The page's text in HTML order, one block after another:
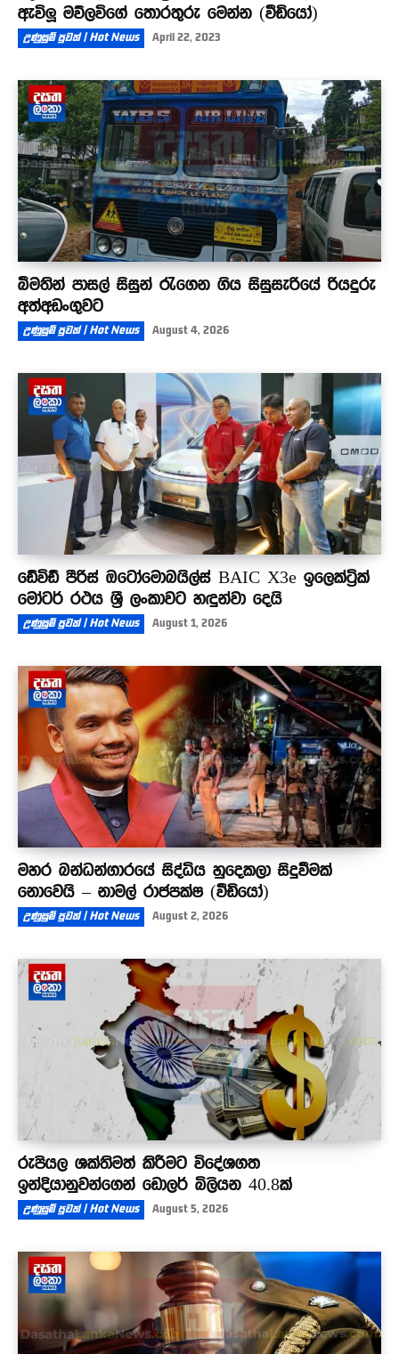
ඇවිලූ මව්ලවිගේ තොරතුරු මෙන්න (වීඩියෝ)
උණුසුම් පුවත් | Hot News April 22, 2023
බීමතින් පාසල් සිසුන් රැගෙන ගිය සිසුසැරියේ රියදුරු
අත්අඩංගුවට
උණුසුම් පුවත් | Hot News August 4, 2026
ඩේවිඩ් පීරිස් ඔටෝමොබයිල්ස් BAIC X3e ඉලෙක්ට්‍රික්
මෝටර් රථය ශ්‍රී ලංකාවට හඳුන්වා දෙයි
උණුසුම් පුවත් | Hot News August 1, 2026
මහර බන්ධන්ගාරයේ සිද්ධිය හුදෙකලා සිදුවීමක්
නොවෙයි – නාමල් රාජපක්ෂ (වීඩියෝ)
උණුසුම් පුවත් | Hot News August 2, 2026
රුපියල ශක්තිමත් කිරීමට විදේශගත
ඉන්දියානුවන්ගෙන් ඩොලර් බිලියන 40.8ක්
උණුසුම් පුවත් | Hot News August 5, 2026